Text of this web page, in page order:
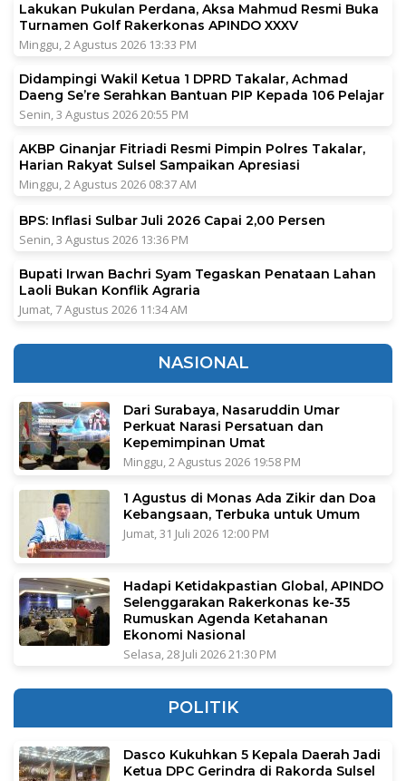
Lakukan Pukulan Perdana, Aksa Mahmud Resmi Buka
Turnamen Golf Rakerkonas APINDO XXXV
Minggu, 2 Agustus 2026 13:33 PM
Didampingi Wakil Ketua 1 DPRD Takalar, Achmad
Daeng Se’re Serahkan Bantuan PIP Kepada 106 Pelajar
Senin, 3 Agustus 2026 20:55 PM
AKBP Ginanjar Fitriadi Resmi Pimpin Polres Takalar,
Harian Rakyat Sulsel Sampaikan Apresiasi
Minggu, 2 Agustus 2026 08:37 AM
BPS: Inflasi Sulbar Juli 2026 Capai 2,00 Persen
Senin, 3 Agustus 2026 13:36 PM
Bupati Irwan Bachri Syam Tegaskan Penataan Lahan
Laoli Bukan Konflik Agraria
Jumat, 7 Agustus 2026 11:34 AM
NASIONAL
Dari Surabaya, Nasaruddin Umar
Perkuat Narasi Persatuan dan
Kepemimpinan Umat
Minggu, 2 Agustus 2026 19:58 PM
1 Agustus di Monas Ada Zikir dan Doa
Kebangsaan, Terbuka untuk Umum
Jumat, 31 Juli 2026 12:00 PM
Hadapi Ketidakpastian Global, APINDO
Selenggarakan Rakerkonas ke-35
Rumuskan Agenda Ketahanan
Ekonomi Nasional
Selasa, 28 Juli 2026 21:30 PM
POLITIK
Dasco Kukuhkan 5 Kepala Daerah Jadi
Ketua DPC Gerindra di Rakorda Sulsel